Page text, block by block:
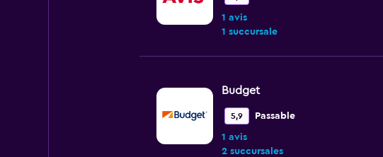
1 avis
1 succursale
Budget
5,9 Passable
1 avis
2 succursales